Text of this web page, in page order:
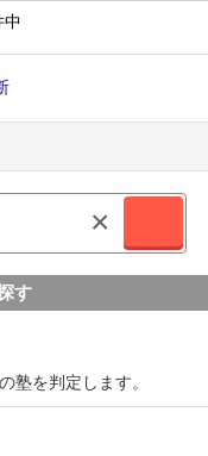
中
×
す
塾を判定します。